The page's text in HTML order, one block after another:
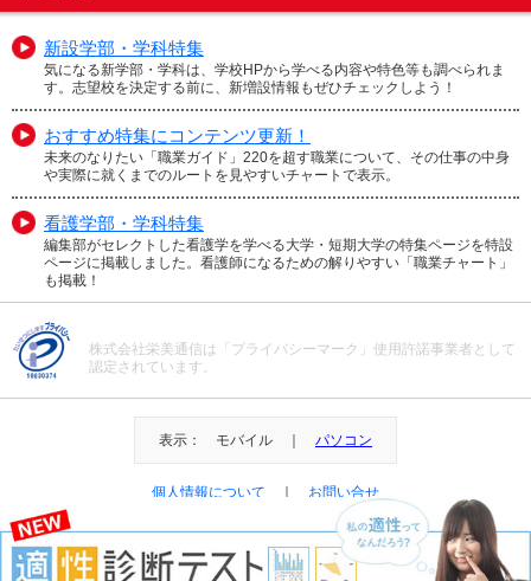
新設学部・学科特集
気になる新学部・学科は、学校HPから学べる内容や特色等も調べられま
す。志望校を決定する前に、新増設情報もぜひチェックしよう！
おすすめ特集にコンテンツ更新！
未来のなりたい「職業ガイド」220を超す職業について、その仕事の中身
や実際に就くまでのルートを見やすいチャートで表示。
看護学部・学科特集
編集部がセレクトした看護学を学べる大学・短期大学の特集ページを特設
ページに掲載しました。看護師になるための解りやすい「職業チャート」
も掲載！
株式会社栄美通信は「プライバシーマーク」使用許諾事業者として
認定されています。
表示： モバイル ｜ パソコン
個人情報について お問い合せ
＠Eibi Tsushin All Right Reserved.